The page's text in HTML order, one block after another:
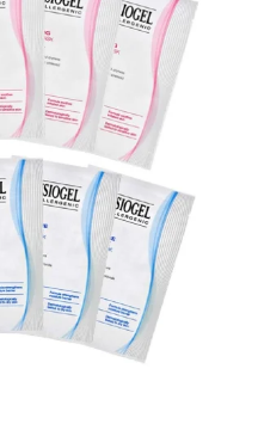
1,250。
前
價
格：
NT$ 700。